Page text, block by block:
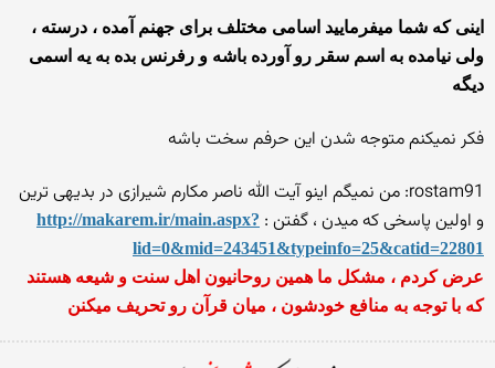
اینی که شما میفرمایید اسامی مختلف برای جهنم آمده ، درسته ،
ولی نیامده به اسم سقر رو آورده باشه و رفرنس بده به یه اسمی
دیگه
فکر نمیکنم متوجه شدن این حرفم سخت باشه
rostam91: من نمیگم اینو آیت الله ناصر مکارم شیرازی در بدیهی ترین
و اولین پاسخی که میدن ، گفتن : http://makarem.ir/main.aspx?
lid=0&mid=243451&typeinfo=25&catid=22801
عرض کردم ، مشکل ما همین روحانیون اهل سنت و شیعه هستند
که با توجه به منافع خودشون ، میان قرآن رو تحریف میکنن